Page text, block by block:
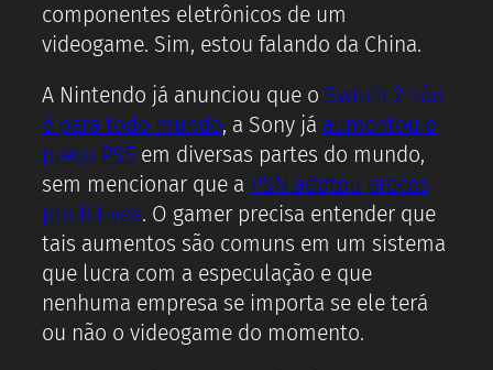
componentes eletrônicos de um
videogame. Sim, estou falando da China.
A Nintendo já anunciou que o Switch 2 não
é para todo mundo, a Sony já aumentou o
preço PS5 em diversas partes do mundo,
sem mencionar que a PSN adotou preços
proibitivos. O gamer precisa entender que
tais aumentos são comuns em um sistema
que lucra com a especulação e que
nenhuma empresa se importa se ele terá
ou não o videogame do momento.